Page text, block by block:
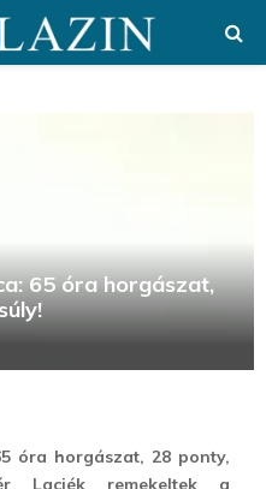
65 óra horgászat,
óra horgászat, 28 ponty,
Laciék remekeltek a